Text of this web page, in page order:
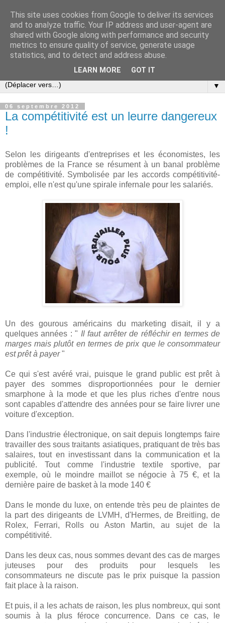
Slovar les Nouvelles
Blog citoyen d'informations, de décryptages et de
commentaires depuis 2005
▼
06 septembre 2012
La compétitivité est un leurre dangereux
!
Selon les dirigeants d'entreprises et les économistes, les
problèmes de la France se résument à un banal problème
de compétitivité. Symbolisée par les accords compétitivité-
emploi, elle n'est qu'une spirale infernale pour les salariés.
Un des gourous américains du marketing disait, il y a
quelques années : " Il faut arrêter de réfléchir en termes de
marges mais plutôt en termes de prix que le consommateur
est prêt à payer"
Ce qui s'est avéré vrai, puisque le grand public est prêt à
payer des sommes disproportionnées pour le dernier
smarphone à la mode et que les plus riches d'entre nous
sont capables d'attendre des années pour se faire livrer une
voiture d'exception.
Dans l'industrie électronique, on sait depuis longtemps faire
travailler des sous traitants asiatiques, pratiquant de très bas
salaires, tout en investissant dans la communication et la
publicité. Tout comme l'industrie textile sportive, par
exemple, où le moindre maillot se négocie à 75 €, et la
dernière paire de basket à la mode 140 €
Dans le monde du luxe, on entende très peu de plaintes de
la part des dirigeants de LVMH, d'Hermes, de Breitling, de
Rolex, Ferrari, Rolls ou Aston Martin, au sujet de la
compétitivité.
Dans les deux cas, nous sommes devant des cas de marges
juteuses pour des produits pour lesquels les
consommateurs ne discute pas le prix puisque la passion
fait place à la raison.
Et puis, il a les achats de raison, les plus nombreux, qui sont
soumis à la plus féroce concurrence. Dans ce cas, le
This site uses cookies from Google to deliver its services
and to analyze traffic. Your IP address and user-agent are
shared with Google along with performance and security
metrics to ensure quality of service, generate usage
statistics, and to detect and address abuse.
LEARN MORE GOT IT